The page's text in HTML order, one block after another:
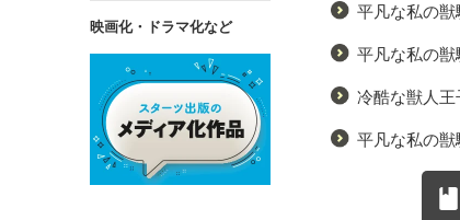
平凡な私の獣
平凡な私の獣
冷酷な獣人
平凡な私の獣
映画化・ドラマ化など